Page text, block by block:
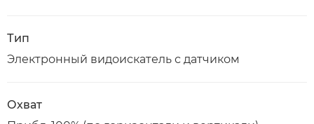
Тип
Электронный видоискатель с датчиком
Охват